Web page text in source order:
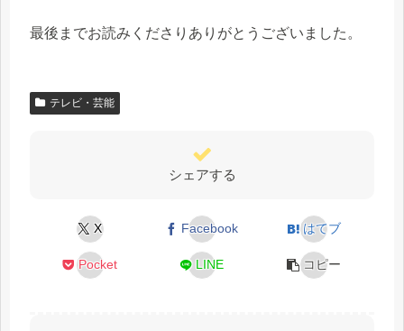
最後までお読みくださりありがとうございました。
テレビ・芸能
シェアする
X Facebook はてブ
Pocket LINE コピー